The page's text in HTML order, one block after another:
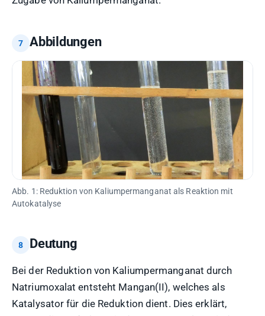
Abbildungen
Abb. 1: Reduktion von Kaliumpermanganat als Reaktion mit
Autokatalyse
Deutung
Bei der Reduktion von Kaliumpermanganat durch
Natriumoxalat entsteht Mangan(II), welches als
Katalysator für die Reduktion dient. Dies erklärt,